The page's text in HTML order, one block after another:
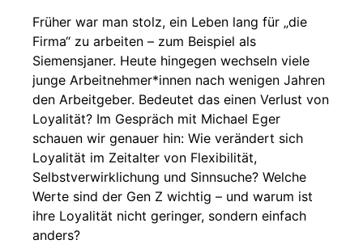
Früher war man stolz, ein Leben lang für „die
Firma“ zu arbeiten – zum Beispiel als
Siemensjaner. Heute hingegen wechseln viele
junge Arbeitnehmer*innen nach wenigen Jahren
den Arbeitgeber. Bedeutet das einen Verlust von
Loyalität? Im Gespräch mit Michael Eger
schauen wir genauer hin: Wie verändert sich
Loyalität im Zeitalter von Flexibilität,
Selbstverwirklichung und Sinnsuche? Welche
Werte sind der Gen Z wichtig – und warum ist
ihre Loyalität nicht geringer, sondern einfach
anders?